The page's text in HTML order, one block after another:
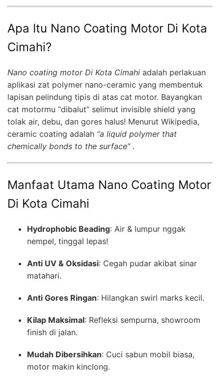
Apa Itu Nano Coating Motor Di Kota
Cimahi?
Nano coating motor Di Kota Cimahi adalah perlakuan
aplikasi zat polymer nano-ceramic yang membentuk
lapisan pelindung tipis di atas cat motor. Bayangkan
cat motormu “dibalut” selimut invisible shield yang
tolak air, debu, dan gores halus! Menurut Wikipedia,
ceramic coating adalah “a liquid polymer that
chemically bonds to the surface”.
Manfaat Utama Nano Coating Motor
Di Kota Cimahi
Hydrophobic Beading: Air & lumpur nggak
nempel, tinggal lepas!
Anti UV & Oksidasi: Cegah pudar akibat sinar
matahari.
Anti Gores Ringan: Hilangkan swirl marks kecil.
Kilap Maksimal: Refleksi sempurna, showroom
finish di jalan.
Mudah Dibersihkan: Cuci sabun mobil biasa,
motor makin kinclong.